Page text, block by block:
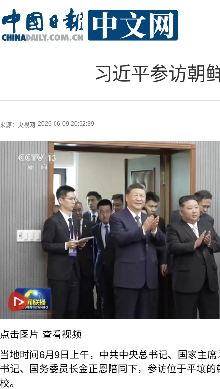
习近平参访朝
来源： 央视网 2026-06-09 20:52:39
点击图片 查看视频
当地时间6月9日上午，中共中央总书记、国家主
书记、国务委员长金正恩陪同下，参访位于平壤
校。